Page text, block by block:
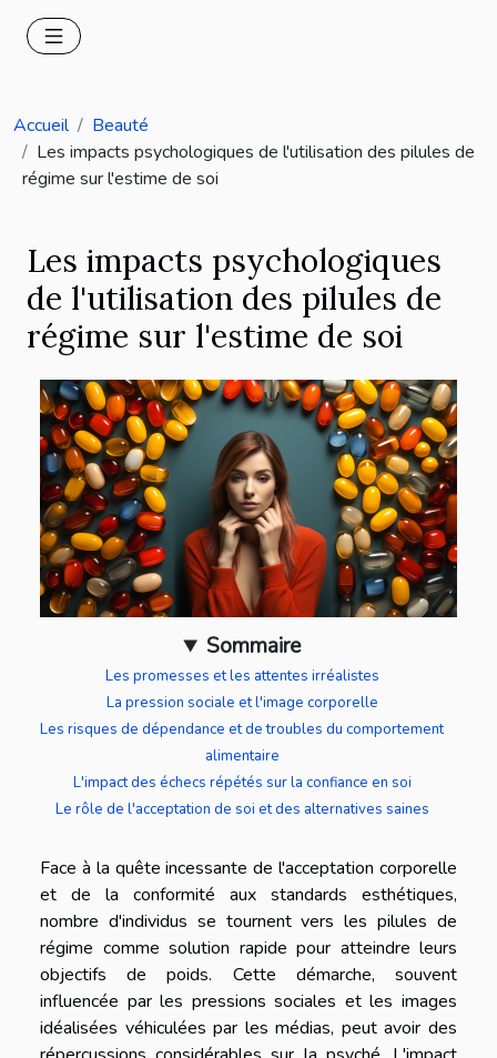
Accueil
Beauté
Les impacts psychologiques de l'utilisation des pilules de
régime sur l'estime de soi
Les impacts psychologiques
de l'utilisation des pilules de
régime sur l'estime de soi
Sommaire
Les promesses et les attentes irréalistes
La pression sociale et l'image corporelle
Les risques de dépendance et de troubles du comportement
alimentaire
L'impact des échecs répétés sur la confiance en soi
Le rôle de l'acceptation de soi et des alternatives saines
Face à la quête incessante de l'acceptation corporelle
et de la conformité aux standards esthétiques,
nombre d'individus se tournent vers les pilules de
régime comme solution rapide pour atteindre leurs
objectifs de poids. Cette démarche, souvent
influencée par les pressions sociales et les images
idéalisées véhiculées par les médias, peut avoir des